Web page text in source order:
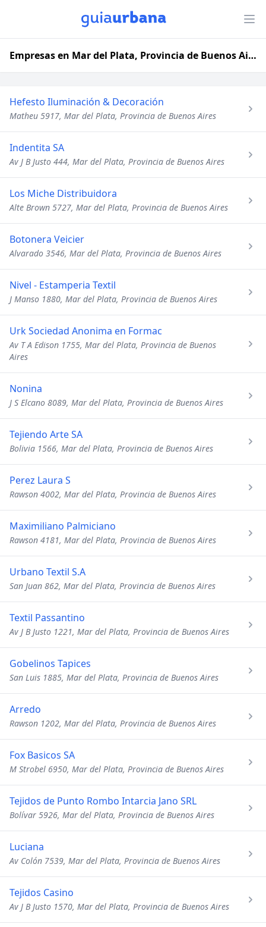
Empresas en Mar del Plata, Provincia de Buenos Aires
Hefesto Iluminación & Decoración
Matheu 5917, Mar del Plata, Provincia de Buenos Aires
Indentita SA
Av J B Justo 444, Mar del Plata, Provincia de Buenos Aires
Los Miche Distribuidora
Alte Brown 5727, Mar del Plata, Provincia de Buenos Aires
Botonera Veicier
Alvarado 3546, Mar del Plata, Provincia de Buenos Aires
Nivel - Estamperia Textil
J Manso 1880, Mar del Plata, Provincia de Buenos Aires
Urk Sociedad Anonima en Formac
Av T A Edison 1755, Mar del Plata, Provincia de Buenos
Aires
Nonina
J S Elcano 8089, Mar del Plata, Provincia de Buenos Aires
Tejiendo Arte SA
Bolivia 1566, Mar del Plata, Provincia de Buenos Aires
Perez Laura S
Rawson 4002, Mar del Plata, Provincia de Buenos Aires
Maximiliano Palmiciano
Rawson 4181, Mar del Plata, Provincia de Buenos Aires
Urbano Textil S.A
San Juan 862, Mar del Plata, Provincia de Buenos Aires
Textil Passantino
Av J B Justo 1221, Mar del Plata, Provincia de Buenos Aires
Gobelinos Tapices
San Luis 1885, Mar del Plata, Provincia de Buenos Aires
Arredo
Rawson 1202, Mar del Plata, Provincia de Buenos Aires
Fox Basicos SA
M Strobel 6950, Mar del Plata, Provincia de Buenos Aires
Tejidos de Punto Rombo Intarcia Jano SRL
Bolívar 5926, Mar del Plata, Provincia de Buenos Aires
Luciana
Av Colón 7539, Mar del Plata, Provincia de Buenos Aires
Tejidos Casino
Av J B Justo 1570, Mar del Plata, Provincia de Buenos Aires